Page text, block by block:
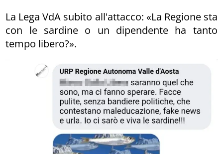
La Lega VdA subito all'attacco: «La Regione sta
con le sardine o un dipendente ha tanto
tempo libero?».